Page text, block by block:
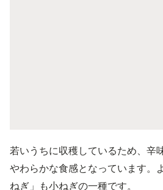
若いうちに収穫しているため、辛
やわらかな食感となっています。
ねぎ」も小ねぎの一種です。